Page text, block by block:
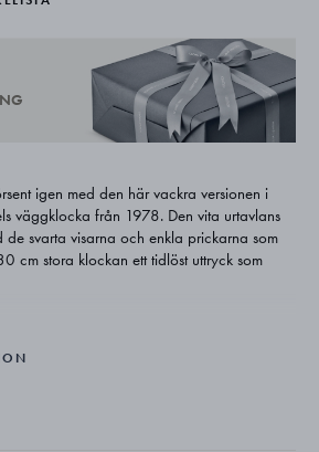
igen med den här vackra versionen i
väggklocka från 1978. Den vita urtavlans
de svarta visarna och enkla prickarna som
cm stora klockan ett tidlöst uttryck som
funktionalitet och skulpturala former. Hans